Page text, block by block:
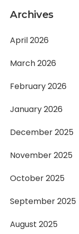
Archives
April 2026
March 2026
February 2026
January 2026
December 2025
November 2025
October 2025
September 2025
August 2025